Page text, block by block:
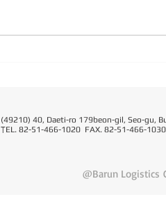
(49210) 40, Daeti-ro 179beon-gil, Seo-gu,
TEL. 82-51-466-1020 FAX. 82-51-466-1030
@Barun Logistics